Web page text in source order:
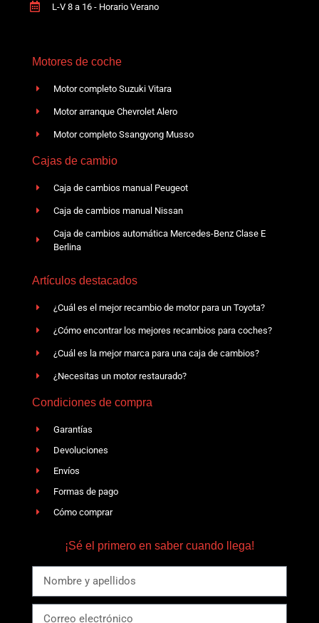
L-V 8 a 16 - Horario Verano
Motores de coche
Motor completo Suzuki Vitara
Motor arranque Chevrolet Alero
Motor completo Ssangyong Musso
Cajas de cambio
Caja de cambios manual Peugeot
Caja de cambios manual Nissan
Caja de cambios automática Mercedes-Benz Clase E
Berlina
Artículos destacados
¿Cuál es el mejor recambio de motor para un Toyota?
¿Cómo encontrar los mejores recambios para coches?
¿Cuál es la mejor marca para una caja de cambios?
¿Necesitas un motor restaurado?
Condiciones de compra
Garantías
Devoluciones
Envíos
Formas de pago
Cómo comprar
¡Sé el primero en saber cuando llega!